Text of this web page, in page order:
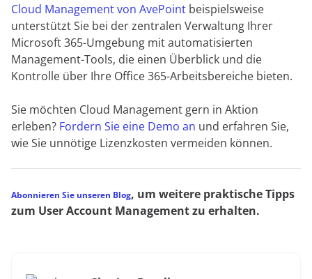
Cloud Management von AvePoint beispielsweise
unterstützt Sie bei der zentralen Verwaltung Ihrer
Microsoft 365-Umgebung mit automatisierten
Management-Tools, die einen Überblick und die
Kontrolle über Ihre Office 365-Arbeitsbereiche bieten.
Sie möchten Cloud Management gern in Aktion
erleben? Fordern Sie eine Demo an und erfahren Sie,
wie Sie unnötige Lizenzkosten vermeiden können.
Abonnieren Sie unseren Blog, um weitere praktische Tipps
zum User Account Management zu erhalten.